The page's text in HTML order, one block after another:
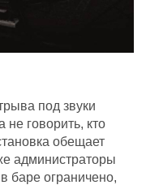
под звуки
говорить, кто
обещает
администраторы
баре ограничено,